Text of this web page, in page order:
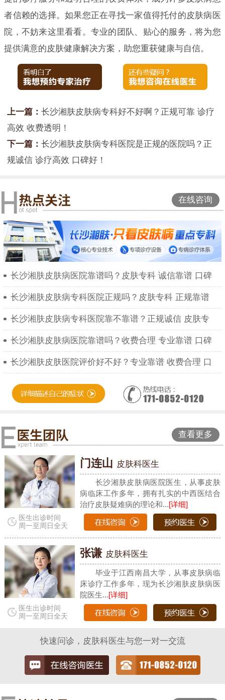
者信赖的选择。如果您正在寻找一家值得托付的皮肤病医
院，不妨来这里看看。专业的团队、贴心的服务，将为您
提供满意的皮肤健康解决方案，助您重获健康与自信。
上一篇： 长沙湘肤皮肤病专科好不好啊？正规可靠 诊疗
高效 收费透明！
下一篇： 长沙湘肤皮肤病专科医院是正规的医院吗？正
规诚信 诊疗高效 口碑好！
在线咨询
长沙湘肤皮肤病医院靠谱吗？皮肤专科 诚信靠谱 口碑
长沙湘肤皮肤病专科医院正规吗？皮肤专科 正规靠谱
长沙湘肤皮肤病专科医院靠不靠谱？正规诚信 皮肤专
长沙湘肤皮肤病医院靠谱吗？收费合理 专业靠谱 口碑
长沙湘肤皮肤医院评价好不好？专业靠谱 收费合理 口
查看更多
医生出诊时间
周一至周日全天
门连山 皮肤科医生
长沙湘肤皮肤病医院医生，从事皮肤
病临床工作多年，拥有扎实的中西医结合
治疗皮肤疑难病的理论和...[详细]
医生出诊时间
周一至周日全天
张谦 皮肤科医生
毕业于江西南昌大学，从事皮肤病临
床诊疗工作多年，现为长沙湘肤皮肤病医
院医生...[详细]
快速问诊，皮肤科医生与您一对一交流